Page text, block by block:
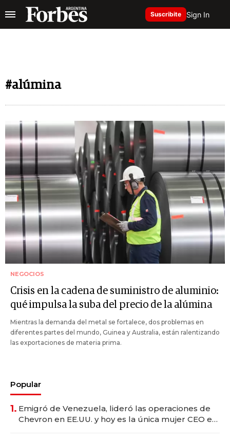
Suscribite Sign In
#alúmina
NEGOCIOS
Crisis en la cadena de suministro de aluminio:
qué impulsa la suba del precio de la alúmina
Mientras la demanda del metal se fortalece, dos problemas en
diferentes partes del mundo, Guinea y Australia, están ralentizando
las exportaciones de materia prima.
Popular
1. Emigró de Venezuela, lideró las operaciones de
Chevron en EE.UU. y hoy es la única mujer CEO en